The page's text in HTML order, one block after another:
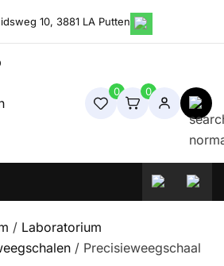
10, 3881 LA Putten
& Industriële
0 0
/ Laboratorium
/ Precisieweegschaal